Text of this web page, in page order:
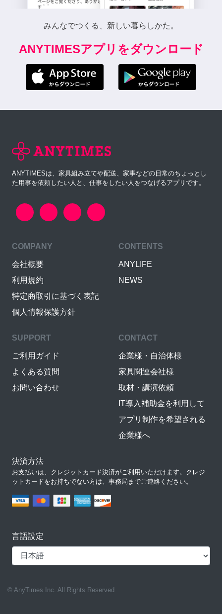
みんなでつくる、新しい暮らしかた。
ANYTIMESアプリをダウンロード
ANYTIMESは、家具組み立てや配送、家事などの日常のちょっとし
た用事を依頼したい人と、仕事をしたい人をつなげるアプリです。
COMPANY
会社概要
利用規約
特定商取引に基づく表記
個人情報保護方針
CONTENTS
ANYLIFE
NEWS
SUPPORT
ご利用ガイド
よくある質問
お問い合わせ
CONTACT
企業様・自治体様
家具関連会社様
取材・講演依頼
IT導入補助金を利用して
アプリ制作を希望される
企業様へ
決済方法
お支払いは、クレジットカード決済がご利用いただけます。クレジ
ットカードをお持ちでない方は、事務局までご連絡ください。
言語設定
© AnyTimes Inc. All Rights Reserved